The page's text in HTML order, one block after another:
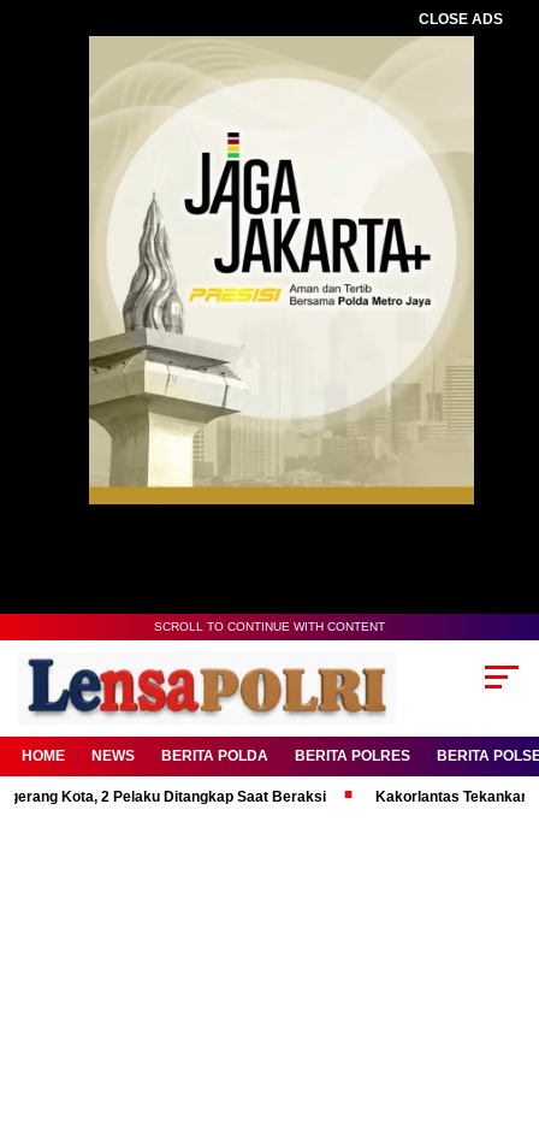
CLOSE ADS
SCROLL TO CONTINUE WITH CONTENT
HOME NEWS BERITA POLDA BERITA POLRES BERITA
2 Pelaku Ditangkap Saat Beraksi Kakorlantas Tekankan Mental